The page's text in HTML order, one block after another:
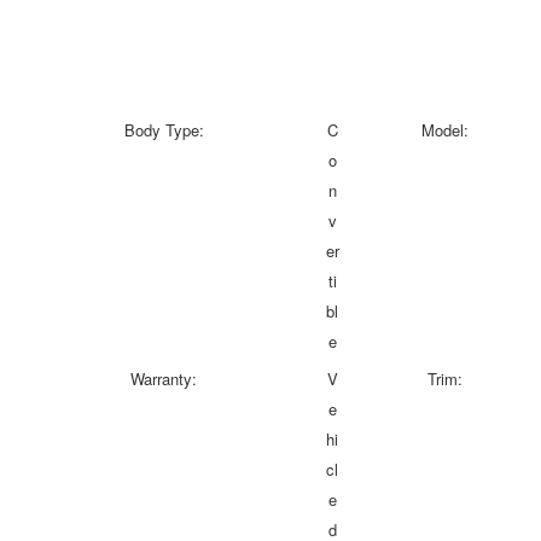
Body Type:
C
o
n
v
er
ti
bl
e
Model:
Warranty:
V
e
hi
cl
e
d
Trim: